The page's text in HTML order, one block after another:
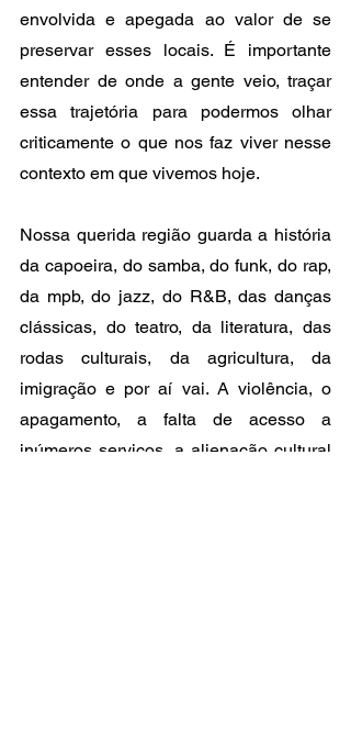
envolvida e apegada ao valor de se
preservar esses locais. É importante
entender de onde a gente veio, traçar
essa trajetória para podermos olhar
criticamente o que nos faz viver nesse
contexto em que vivemos hoje.
Nossa querida região guarda a história
da capoeira, do samba, do funk, do rap,
da mpb, do jazz, do R&B, das danças
clássicas, do teatro, da literatura, das
rodas culturais, da agricultura, da
imigração e por aí vai. A violência, o
apagamento, a falta de acesso a
inúmeros serviços, a alienação cultural